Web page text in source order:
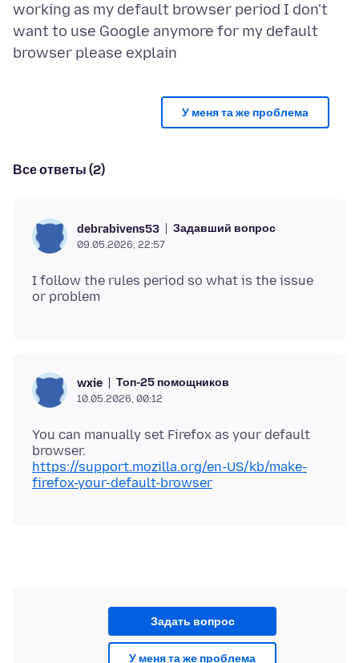
working as my default browser period I don't
want to use Google anymore for my default
У меня та же проблема
Все ответы (2)
debrabivens53 Задавший вопрос
09.05.2026, 22:57
I follow the rules period so what is the issue
wxie Топ-25 помощников
10.05.2026, 00:12
You can manually set Firefox as your default
https://support.mozilla.org/en-US/kb/make-
firefox-your-default-browser
Задать вопрос
У меня та же проблема